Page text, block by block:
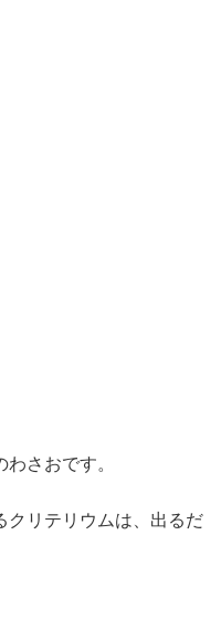
さおです。
クリテリウムは、出るだ